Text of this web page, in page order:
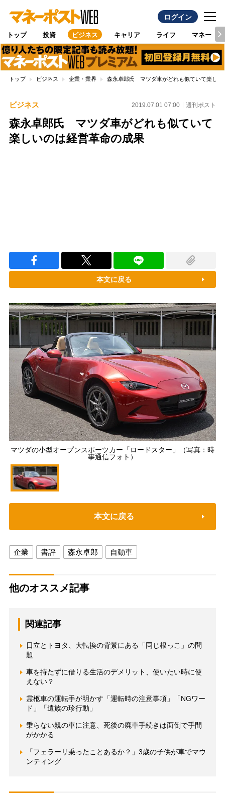
ログイン
トップ 投資 ビジネス キャリア ライフ マネー
トップ ビジネス 企業・業界 森永卓郎氏 マツダ車がどれも似ていて楽しい
ビジネス 2019.07.01 07:00 週刊ポスト
森永卓郎氏 マツダ車がどれも似ていて
楽しいのは経営革命の成果
本文に戻る
マツダの小型オープンスポーツカー「ロードスター」（写真：時
事通信フォト）
本文に戻る
企業 書評 森永卓郎 自動車
他のオススメ記事
関連記事
日立とトヨタ、大転換の背景にある「同じ根っこ」の問
題
車を持たずに借りる生活のデメリット、使いたい時に使
えない？
霊柩車の運転手が明かす「運転時の注意事項」「NGワー
ド」「遺族の珍行動」
乗らない親の車に注意、死後の廃車手続きは面倒で手間
がかかる
「フェラーリ乗ったことあるか？」3歳の子供が車でマウ
ンティング